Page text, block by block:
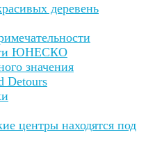
деревень
ЮНЕСКО
значения
Detours
центры находятся под